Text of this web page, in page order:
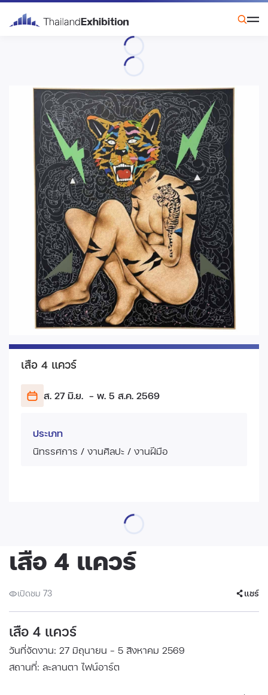
เสือ 4 แควร์
ส. 27 มิ.ย. - พ. 5 ส.ค. 2569
ประเภท
นิทรรศการ / งานศิลปะ / งานฝีมือ
เสือ 4 แควร์
เปิดชม 73 แชร์
เสือ 4 แควร์
วันที่จัดงาน: 27 มิถุนายน - 5 สิงหาคม 2569
สถานที่: ละลานตา ไฟน์อาร์ต